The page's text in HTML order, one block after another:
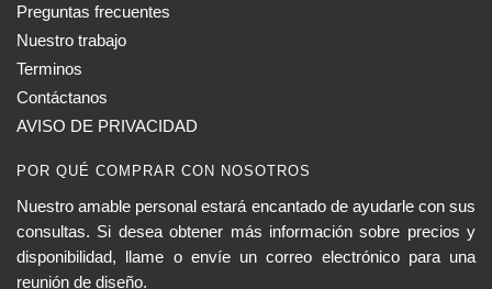
Preguntas frecuentes
Nuestro trabajo
Terminos
Contáctanos
AVISO DE PRIVACIDAD
POR QUÉ COMPRAR CON NOSOTROS
Nuestro amable personal estará encantado de ayudarle con sus
consultas. Si desea obtener más información sobre precios y
disponibilidad, llame o envíe un correo electrónico para una
reunión de diseño.